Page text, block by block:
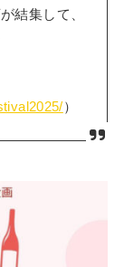
結集して、
）